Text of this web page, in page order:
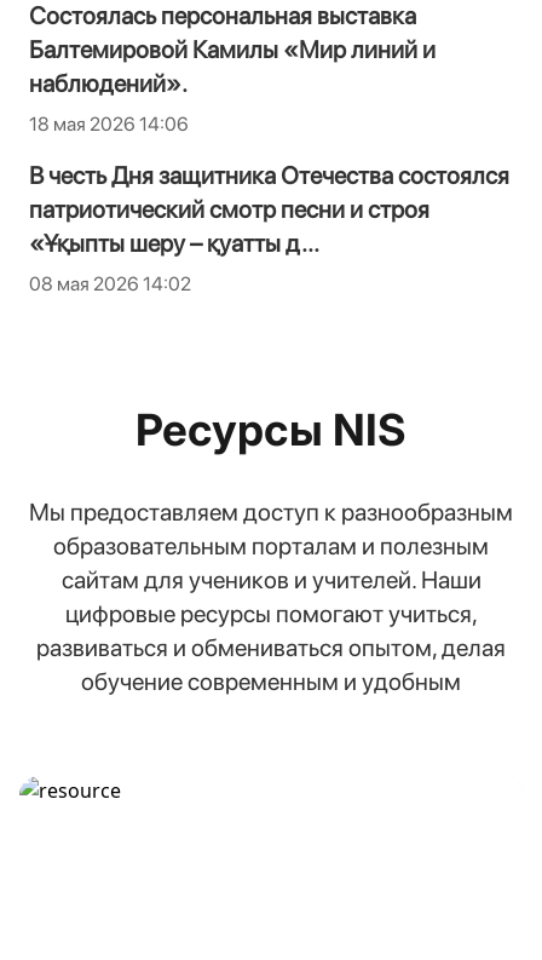
Состоялась персональная выставка
Балтемировой Камилы «Мир линий и
наблюдений».
18 мая 2026 14:06
В честь Дня защитника Отечества состоялся
патриотический смотр песни и строя
«Ұқыпты шеру – қуатты д...
08 мая 2026 14:02
Ресурсы NIS
Мы предоставляем доступ к разнообразным
образовательным порталам и полезным
сайтам для учеников и учителей. Наши
цифровые ресурсы помогают учиться,
развиваться и обмениваться опытом, делая
обучение современным и удобным